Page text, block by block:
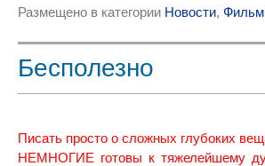
Размещено в категории Новости,
Бесполезно
Писать просто о сложных глубоких
НЕМНОГИЕ готовы к тяжелейшему